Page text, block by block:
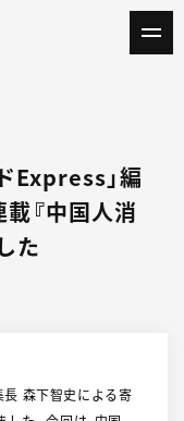
Express」編
『中国人消
た
長 森下智史による寄